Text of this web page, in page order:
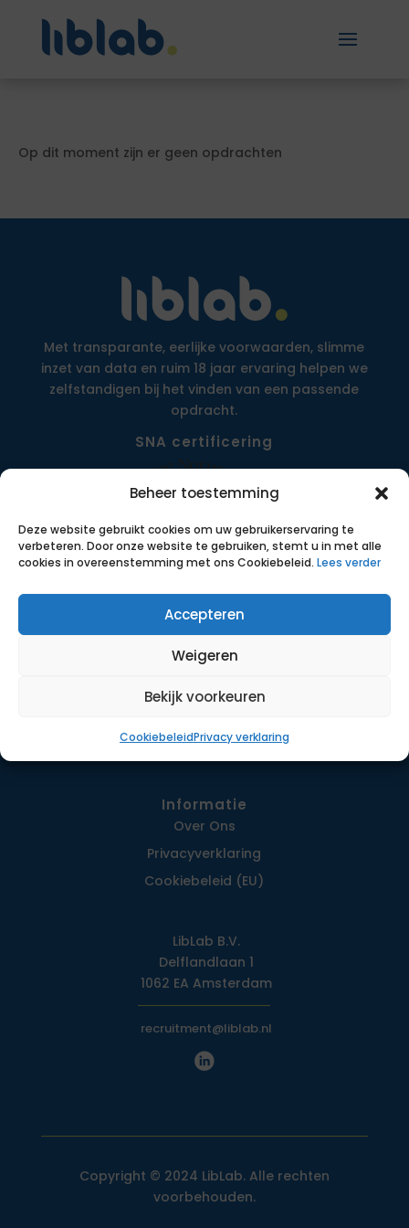
Beheer toestemming
Deze website gebruikt cookies om uw gebruikerservaring te
verbeteren. Door onze website te gebruiken, stemt u in met alle
cookies in overeenstemming met ons Cookiebeleid. Lees verder
Accepteren
Weigeren
Bekijk voorkeuren
CookiebeleidPrivacy verklaring
Op dit moment zijn er geen opdrachten
Met transparante, eerlijke voorwaarden, slimme
inzet van data en ruim 18 jaar ervaring helpen we
zelfstandigen bij het vinden van een passende
opdracht.
SNA certificering
Opdrachten
Werkwijze
Contact
Informatie
Over Ons
Privacy­verklaring
Cookiebeleid (EU)
LibLab B.V.
Delflandlaan 1
1062 EA Amsterdam
recruitment@liblab.nl
Copyright © 2024 LibLab. Alle rechten
voorbehouden.